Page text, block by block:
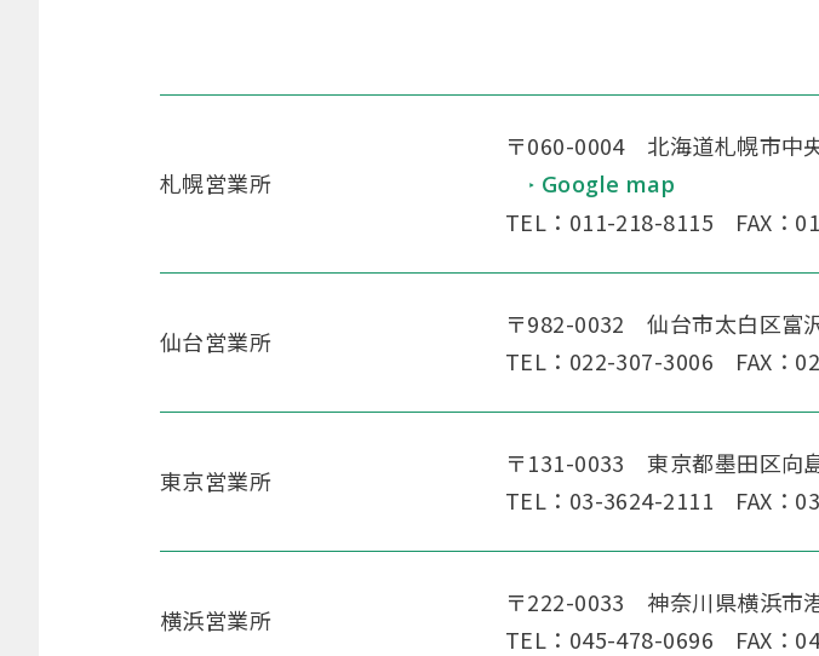
札幌営業所
〒060-0004 北海道札幌市中
Google map
TEL：011-218-8115 FAX：
仙台営業所
〒982-0032 仙台市太白区富
TEL：022-307-3006 FAX：
東京営業所
〒131-0033 東京都墨田区向
TEL：03-3624-2111 FAX：
横浜営業所
〒222-0033 神奈川県横浜市
TEL：045-478-0696 FAX：